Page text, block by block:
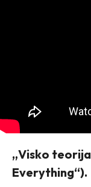
„Visko
Everything“).